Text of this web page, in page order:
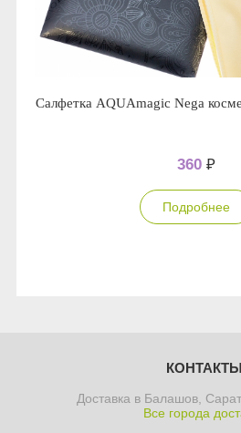
Салфетка AQUAmagic Nega
360 ₽
Подробнее
КОНТАКТЫ
Доставка в Балашов,
Все города